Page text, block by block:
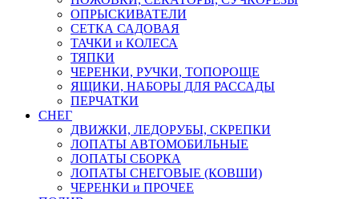
ОПРЫСКИВАТЕЛИ
СЕТКА САДОВАЯ
ТАЧКИ и КОЛЕСА
ТЯПКИ
ЧЕРЕНКИ, РУЧКИ, ТОПОРОЩЕ
ЯЩИКИ, НАБОРЫ ДЛЯ РАССАДЫ
ПЕРЧАТКИ
СНЕГ
ДВИЖКИ, ЛЕДОРУБЫ, СКРЕПКИ
ЛОПАТЫ АВТОМОБИЛЬНЫЕ
ЛОПАТЫ СБОРКА
ЛОПАТЫ СНЕГОВЫЕ (КОВШИ)
ЧЕРЕНКИ и ПРОЧЕЕ